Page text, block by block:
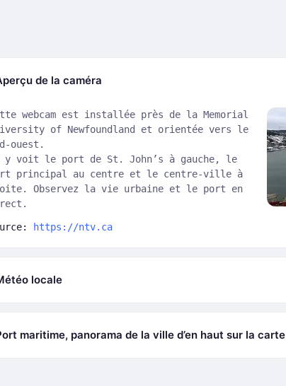
de la caméra
webcam est installée près de la Memorial
of Newfoundland et orientée vers le
ouest.
y voit le port de St. John’s à gauche, le
principal au centre et le centre-ville à
Observez la vie urbaine et le port en
https://ntv.ca
locale
maritime, panorama de la ville d’en haut sur la carte